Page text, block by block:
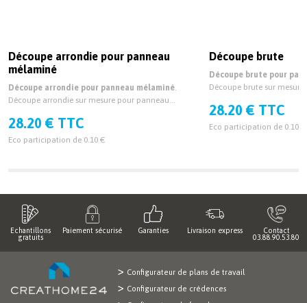
Découpe arrondie pour panneau
mélaminé
Découpe arrondie pour panneau mélaminé
Découpe arrondie sur mesure pour panneau
28.20 € TTC
Eco participation de 0.10 €
Découpe brute
Découpe brute pour
Découpe brute sur
28.20 € TTC
Eco participation de 0.10 €
Echantillons
gratuits
Paiement sécurisé Garanties Livraison express
Contact
03.88.90.53.80
Configurateur de plans de travail
Configurateur de crédences